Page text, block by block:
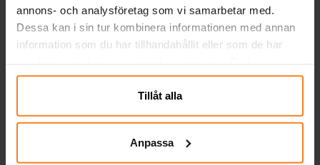
annons- och analysföretag som vi samarbetar med.
Dessa kan i sin tur kombinera informationen med annan
information som du har tillhandahållit eller som de har
närsomhelst ändra ditt samtycke.
Tillåt alla
Anpassa
DIY Ballongbåge Baby
Blue
Pris :299,00 kr
299,00 kr
KÖP
DIY Ballongbåge Baby
Pink
Pris:299,00 kr
299,00 kr
KÖP
Andra köpte även